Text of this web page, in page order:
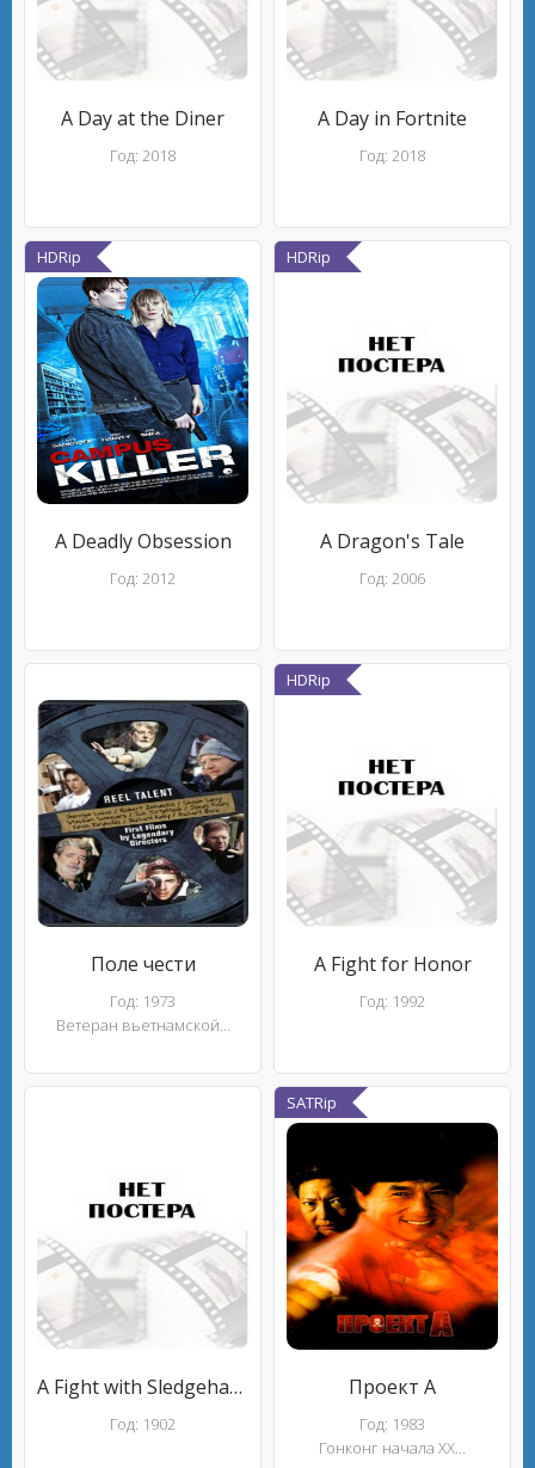
A Day at the Diner
Год: 2018
A Day in Fortnite
Год: 2018
HDRip
A Deadly Obsession
Год: 2012
HDRip
A Dragon's Tale
Год: 2006
Поле чести
Год: 1973
Ветеран вьетнамской...
HDRip
A Fight for Honor
Год: 1992
A Fight with Sledgehammers
Год: 1902
SATRip
Проект А
Год: 1983
Гонконг начала XX...